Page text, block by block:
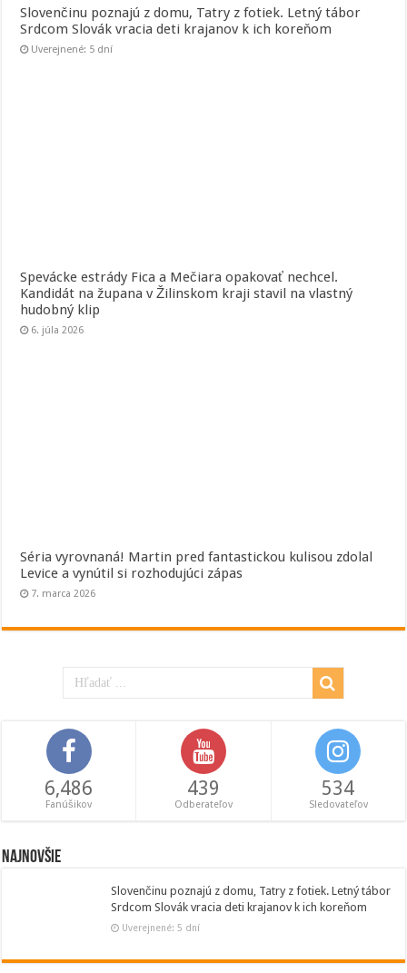
Slovenčinu poznajú z domu, Tatry z fotiek. Letný tábor
Srdcom Slovák vracia deti krajanov k ich koreňom
Uverejnené: 5 dní
Spevácke estrády Fica a Mečiara opakovať nechcel.
Kandidát na župana v Žilinskom kraji stavil na vlastný
hudobný klip
6. júla 2026
Séria vyrovnaná! Martin pred fantastickou kulisou zdolal
Levice a vynútil si rozhodujúci zápas
7. marca 2026
6,486
Fanúšikov
439
Odberateľov
534
Sledovateľov
Najnovšie
Slovenčinu poznajú z domu, Tatry z fotiek. Letný tábor
Srdcom Slovák vracia deti krajanov k ich koreňom
Uverejnené: 5 dní